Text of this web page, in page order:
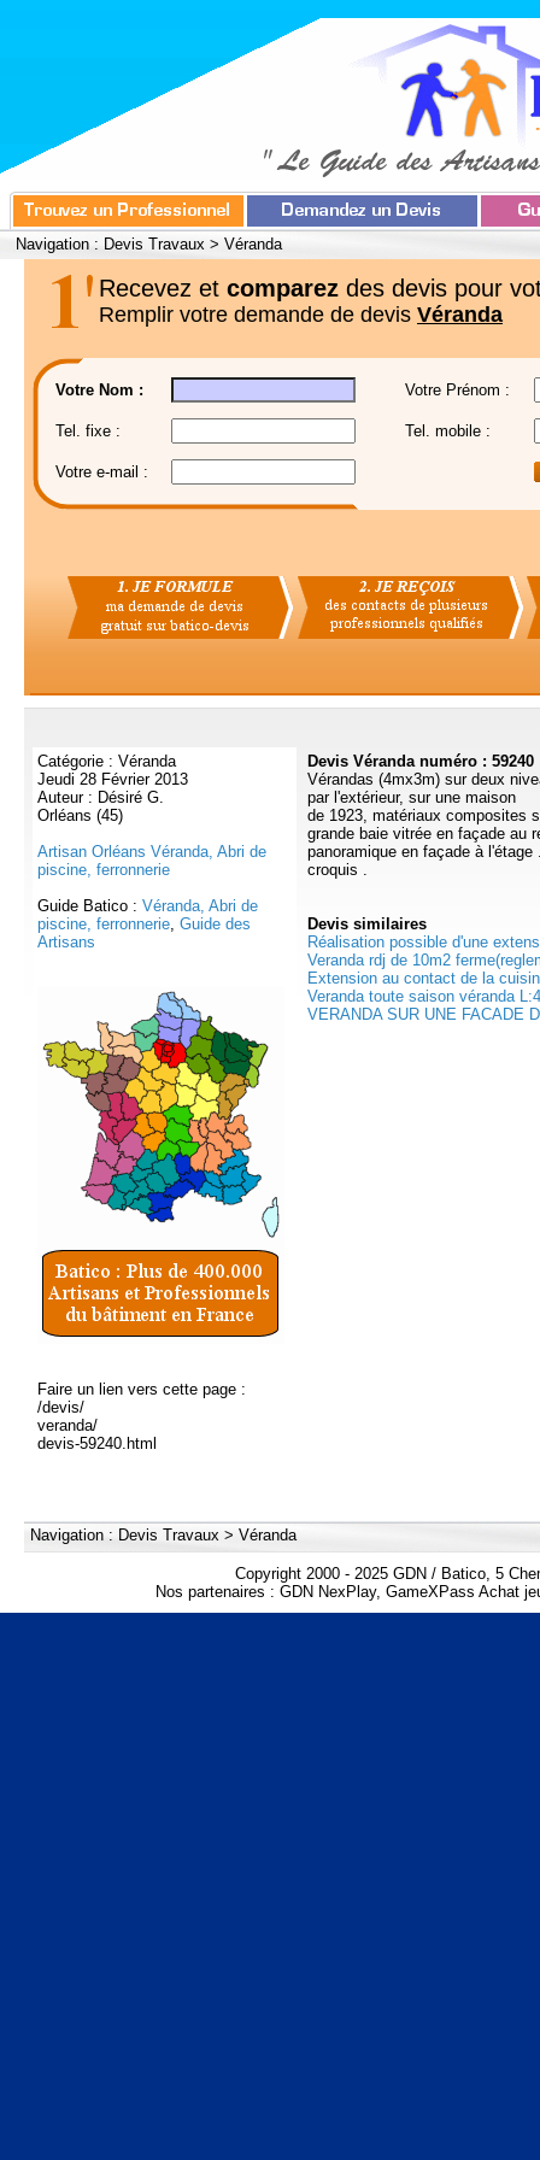
Navigation : Devis Travaux > Véranda
Recevez et comparez des devis pour
Remplir votre demande de devis Véranda
Votre Nom : Votre Prénom :
Tel. fixe : Tel. mobile :
Votre e-mail :
Catégorie : Véranda
Jeudi 28 Février 2013
Auteur : Désiré G.
Orléans (45)
Artisan Orléans Véranda, Abri de
piscine, ferronnerie
Guide Batico : Véranda, Abri de
piscine, ferronnerie, Guide des
Artisans
Faire un lien vers cette page :
/devis/
veranda/
devis-59240.html
Devis Véranda numéro : 59240
Vérandas (4mx3m) sur deux
par l'extérieur, sur une maison
de 1923, matériaux composites
grande baie vitrée en façade au
panoramique en façade à
croquis .
Devis similaires
Réalisation possible d'une
Veranda rdj de 10m2
Extension au contact de la
Veranda toute saison véranda
VERANDA SUR UNE FACADE
Navigation : Devis Travaux > Véranda
Copyright 2000 - 2025 GDN / Batico, 5
Nos partenaires : GDN NexPlay, GameXPass Achat